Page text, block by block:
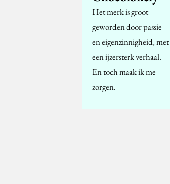
Het merk is groot
geworden door passie
en eigenzinnigheid, met
een ijzersterk verhaal.
En toch maak ik me
zorgen.